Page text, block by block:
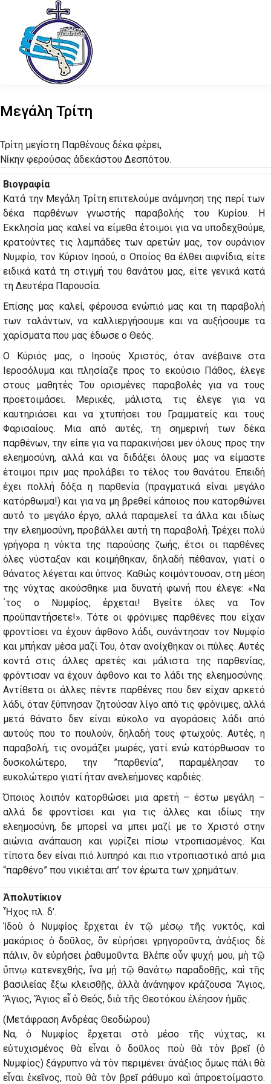
Μεγάλη Τρίτη
Τρίτη μεγίστη Παρθένους δέκα φέρει,
Νίκην φερούσας ἀδεκάστου Δεσπότου.
Βιογραφία
Κατά την Μεγάλη Τρίτη επιτελούμε ανάμνηση της περί των
δέκα παρθένων γνωστής παραβολής του Κυρίου. Η
Εκκλησία μας καλεί να είμεθα έτοιμοι για να υποδεχθούμε,
κρατούντες τις λαμπάδες των αρετών μας, τον ουράνιον
Νυμφίο, τον Κύριον Ιησού, ο Οποίος θα έλθει αιφνίδια, είτε
ειδικά κατά τη στιγμή του θανάτου μας, είτε γενικά κατά
τη Δευτέρα Παρουσία.
Επίσης μας καλεί, φέρουσα ενώπιό μας και τη παραβολή
των ταλάντων, να καλλιεργήσουμε και να αυξήσουμε τα
χαρίσματα που μας έδωσε ο Θεός.
Ο Κύριός μας, ο Ιησούς Χριστός, όταν ανέβαινε στα
Ιεροσόλυμα και πλησίαζε προς το εκούσιο Πάθος, έλεγε
στους μαθητές Του ορισμένες παραβολές για να τους
προετοιμάσει. Μερικές, μάλιστα, τις έλεγε για να
καυτηριάσει και να χτυπήσει του Γραμματείς και τους
Φαρισαίους. Μια από αυτές, τη σημερινή των δέκα
παρθένων, την είπε για να παρακινήσει μεν όλους προς την
ελεημοσύνη, αλλά και να διδάξει όλους μας να είμαστε
έτοιμοι πριν μας προλάβει το τέλος του θανάτου. Επειδή
έχει πολλή δόξα η παρθενία (πραγματικά είναι μεγάλο
κατόρθωμα!) και για να μη βρεθεί κάποιος που κατορθώνει
αυτό το μεγάλο έργο, αλλά παραμελεί τα άλλα και ιδίως
την ελεημοσύνη, προβάλλει αυτή τη παραβολή. Τρέχει πολύ
γρήγορα η νύκτα της παρούσης ζωής, έτσι οι παρθένες
όλες νύσταξαν και κοιμήθηκαν, δηλαδή πέθαναν, γιατί ο
θάνατος λέγεται και ύπνος. Καθώς κοιμόντουσαν, στη μέση
της νύχτας ακούσθηκε μια δυνατή φωνή που έλεγε: «Να
΄τος ο Νυμφίος, έρχεται! Βγείτε όλες να Τον
προϋπαντήσετε!». Τότε οι φρόνιμες παρθένες που είχαν
φροντίσει να έχουν άφθονο λάδι, συνάντησαν τον Νυμφίο
και μπήκαν μέσα μαζί Του, όταν ανοίχθηκαν οι πύλες. Αυτές
κοντά στις άλλες αρετές και μάλιστα της παρθενίας,
φρόντισαν να έχουν άφθονο και το λάδι της ελεημοσύνης.
Αντίθετα οι άλλες πέντε παρθένες που δεν είχαν αρκετό
λάδι, όταν ξύπνησαν ζητούσαν λίγο από τις φρόνιμες, αλλά
μετά θάνατο δεν είναι εύκολο να αγοράσεις λάδι από
αυτούς που το πουλούν, δηλαδή τους φτωχούς. Αυτές, η
παραβολή, τις ονομάζει μωρές, γατί ενώ κατόρθωσαν το
δυσκολώτερο, την ”παρθενία”, παραμέλησαν το
ευκολώτερο γιατί ήταν ανελεήμονες καρδιές.
Όποιος λοιπόν κατορθώσει μια αρετή – έστω μεγάλη –
αλλά δε φροντίσει και για τις άλλες και ιδίως την
ελεημοσύνη, δε μπορεί να μπει μαζί με το Χριστό στην
αιώνια ανάπαυση και γυρίζει πίσω ντροπιασμένος. Και
τίποτα δεν είναι πιό λυπηρό και πιο ντροπιαστικό από μια
“παρθένο” που νικιέται απ’ τον έρωτα των χρημάτων.
Ἀπολυτίκιον
Ἦχος πλ. δ’.
Ἰδοὺ ὁ Νυμφίος ἔρχεται ἐν τῷ μέσῳ τῆς νυκτός, καὶ
μακάριος ὁ δοῦλος, ὃν εὑρήσει γρηγοροῦντα, ἀνάξιος δὲ
πάλιν, ὃν εὑρήσει ῥαθυμοῦντα. Βλέπε οὖν ψυχή μου, μὴ τῷ
ὕπνῳ κατενεχθής, ἵνα μῄ τῷ θανάτῳ παραδοθῇς, καὶ τῆς
βασιλείας ἔξω κλεισθῇς, ἀλλὰ ἀνάνηψον κράζουσα· Ἅγιος,
Ἅγιος, Ἅγιος εἶ ὁ Θεός, διὰ τῆς Θεοτόκου ἐλέησον ἡμᾶς.
(Μετάφραση Ανδρέας Θεοδώρου)
Να, ὁ Νυμφίος ἔρχεται στὸ μέσο τῆς νύχτας, κι
εὐτυχισμένος θὰ εἶναι ὁ δοῦλος ποὺ θὰ τὸν βρεῖ (ὁ
Νυμφίος) ξάγρυπνο νὰ τὸν περιμένει· ἀνάξιος ὅμως πάλι θὰ
εἶναι ἐκεῖνος, ποὺ θὰ τὸν βρεῖ ράθυμο καὶ ἀπροετοίμαστο.